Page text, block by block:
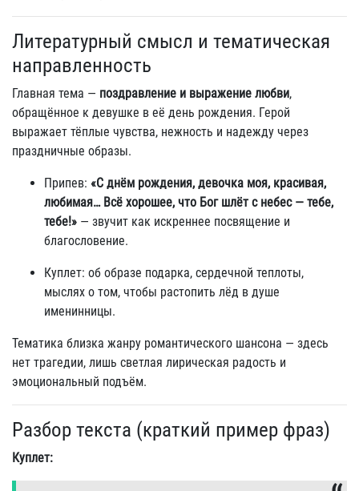
Литературный смысл и тематическая
направленность
Главная тема — поздравление и выражение любви,
обращённое к девушке в её день рождения. Герой
выражает тёплые чувства, нежность и надежду через
праздничные образы.
Припев: «С днём рождения, девочка моя, красивая,
любимая… Всё хорошее, что Бог шлёт с небес — тебе,
тебе!» — звучит как искреннее посвящение и
благословение.
Куплет: об образе подарка, сердечной теплоты,
мыслях о том, чтобы растопить лёд в душе
именинницы.
Тематика близка жанру романтического шансона — здесь
нет трагедии, лишь светлая лирическая радость и
эмоциональный подъём.
Разбор текста (краткий пример фраз)
Куплет: